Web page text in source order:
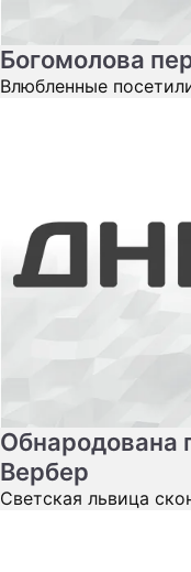
Богомолова
Влюбленные
Обнародована
Вербер
Светская львица